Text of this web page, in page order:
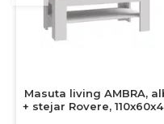
Masuta living AMBRA,
+ stejar Rovere,